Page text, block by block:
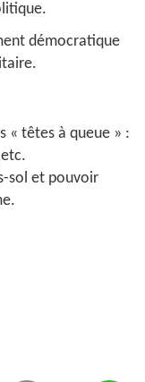
démocratique
« têtes à queue » :
sol et pouvoir